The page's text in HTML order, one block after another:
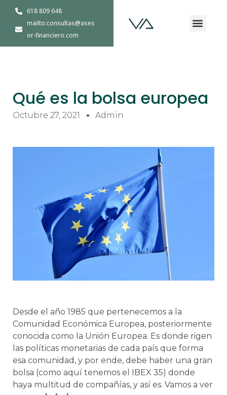
contenido
618 809 648
mailto:consultas@ases
or-financiero.com
Qué es la bolsa europea
Octubre 27, 2021 Admin
Desde el año 1985 que pertenecemos a la
Comunidad Económica Europea, posteriormente
conocida como la Unión Europea. Es donde rigen
las políticas monetarias de cada país que forma
esa comunidad, y por ende, debe haber una gran
bolsa (como aquí tenemos el IBEX 35) donde
haya multitud de compañías, y así es. Vamos a ver